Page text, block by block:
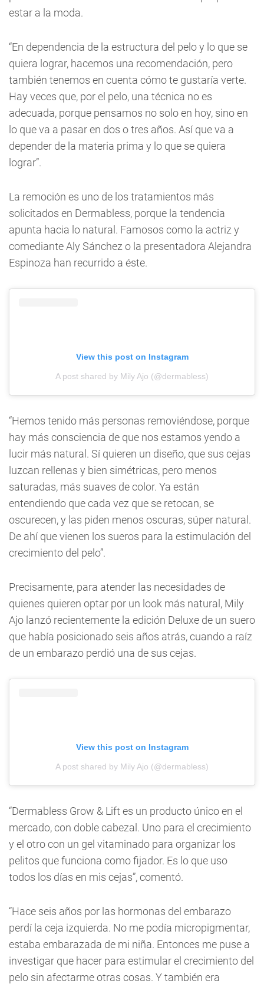
estar a la moda.
“En dependencia de la estructura del pelo y lo que se
quiera lograr, hacemos una recomendación, pero
también tenemos en cuenta cómo te gustaría verte.
Hay veces que, por el pelo, una técnica no es
adecuada, porque pensamos no solo en hoy, sino en
lo que va a pasar en dos o tres años. Así que va a
depender de la materia prima y lo que se quiera
lograr”.
La remoción es uno de los tratamientos más
solicitados en Dermabless, porque la tendencia
apunta hacia lo natural. Famosos como la actriz y
comediante Aly Sánchez o la presentadora Alejandra
Espinoza han recurrido a éste.
View this post on Instagram
A post shared by Mily Ajo (@dermabless)
“Hemos tenido más personas removiéndose, porque
hay más consciencia de que nos estamos yendo a
lucir más natural. Sí quieren un diseño, que sus cejas
luzcan rellenas y bien simétricas, pero menos
saturadas, más suaves de color. Ya están
entendiendo que cada vez que se retocan, se
oscurecen, y las piden menos oscuras, súper natural.
De ahí que vienen los sueros para la estimulación del
crecimiento del pelo”.
Precisamente, para atender las necesidades de
quienes quieren optar por un look más natural, Mily
Ajo lanzó recientemente la edición Deluxe de un suero
que había posicionado seis años atrás, cuando a raíz
de un embarazo perdió una de sus cejas.
View this post on Instagram
A post shared by Mily Ajo (@dermabless)
“Dermabless Grow & Lift es un producto único en el
mercado, con doble cabezal. Uno para el crecimiento
y el otro con un gel vitaminado para organizar los
pelitos que funciona como fijador. Es lo que uso
todos los días en mis cejas”, comentó.
“Hace seis años por las hormonas del embarazo
perdí la ceja izquierda. No me podía micropigmentar,
estaba embarazada de mi niña. Entonces me puse a
investigar que hacer para estimular el crecimiento del
pelo sin afectarme otras cosas. Y también era